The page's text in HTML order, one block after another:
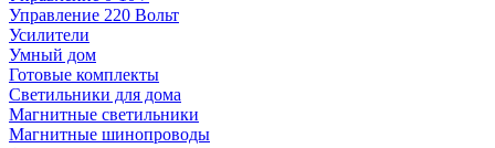
Управление 220 Вольт
Усилители
Умный дом
Готовые комплекты
Светильники для дома
Магнитные светильники
Магнитные шинопроводы